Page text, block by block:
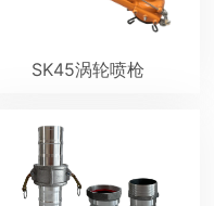
SK45涡轮喷枪